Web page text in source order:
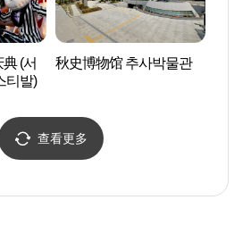
(서
티발)
秋史博物馆 추사박물관
查看更多